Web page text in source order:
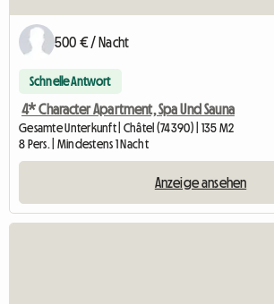
500 € / Nacht
Schnelle Antwort
4* Character Apartment, Spa Und Sauna
Gesamte Unterkunft | Châtel (74390) | 135 M2
8 Pers. | Mindestens 1 Nacht
Anzeige ansehen